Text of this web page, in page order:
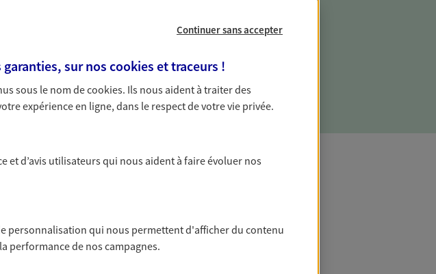
mandataires mettent l'empathie au cœur de leurs échanges
en cas de difficultés.
Continuer sans accepter
garanties, sur noscookies et traceurs !
sous le nom decookies. Ils nous aident à traiter des
expérience en ligne, dans le respect de votre vie privée.
et d’avis utilisateurs qui nous aident à faire évoluer nos
personnalisation qui nous permettent d'afficher du contenu
performance de nos campagnes.